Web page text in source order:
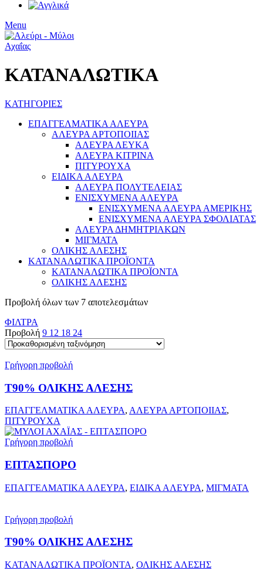
Menu
ΚΑΤΑΝΑΛΩΤΙΚΑ
ΚΑΤΗΓΟΡΙΕΣ
ΕΠΑΓΓΕΛΜΑΤΙΚΑ ΑΛΕΥΡΑ
ΑΛΕΥΡΑ ΑΡΤΟΠΟΙΙΑΣ
ΑΛΕΥΡΑ ΛΕΥΚΑ
ΑΛΕΥΡΑ ΚΙΤΡΙΝΑ
ΠΙΤΥΡΟΥΧΑ
ΕΙΔΙΚΑ ΑΛΕΥΡΑ
ΑΛΕΥΡΑ ΠΟΛΥΤΕΛΕΙΑΣ
ΕΝΙΣΧΥΜΕΝΑ ΑΛΕΥΡΑ
ΕΝΙΣΧΥΜΕΝΑ ΑΛΕΥΡΑ ΑΜΕΡΙΚΗΣ
ΕΝΙΣΧΥΜΕΝΑ ΑΛΕΥΡΑ ΣΦΟΛΙΑΤΑΣ
ΑΛΕΥΡΑ ΔΗΜΗΤΡΙΑΚΩΝ
ΜΙΓΜΑΤΑ
ΟΛΙΚΗΣ ΑΛΕΣΗΣ
ΚΑΤΑΝΑΛΩΤΙΚΑ ΠΡΟΪΟΝΤΑ
ΚΑΤΑΝΑΛΩΤΙΚΑ ΠΡΟΪΟΝΤΑ
ΟΛΙΚΗΣ ΑΛΕΣΗΣ
Προβολή όλων των 7 αποτελεσμάτων
ΦΙΛΤΡΑ
Προβολή 9 12 18 24
Γρήγορη προβολή
Τ90% ΟΛΙΚΗΣ ΑΛΕΣΗΣ
ΕΠΑΓΓΕΛΜΑΤΙΚΑ ΑΛΕΥΡΑ, ΑΛΕΥΡΑ ΑΡΤΟΠΟΙΙΑΣ,
ΠΙΤΥΡΟΥΧΑ
Γρήγορη προβολή
ΕΠΤΑΣΠΟΡΟ
ΕΠΑΓΓΕΛΜΑΤΙΚΑ ΑΛΕΥΡΑ, ΕΙΔΙΚΑ ΑΛΕΥΡΑ, ΜΙΓΜΑΤΑ
Γρήγορη προβολή
T90% ΟΛΙΚΗΣ ΑΛΕΣΗΣ
ΚΑΤΑΝΑΛΩΤΙΚΑ ΠΡΟΪΟΝΤΑ, ΟΛΙΚΗΣ ΑΛΕΣΗΣ